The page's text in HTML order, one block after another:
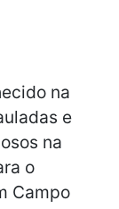
na
e
na
o
Campo